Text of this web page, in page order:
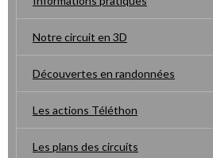
Notre circuit en 3D
Découvertes en randonnées
Les actions Téléthon
Les plans des circuits